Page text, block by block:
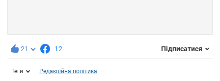
21 12 Підписатися
Теги Редакційна політика